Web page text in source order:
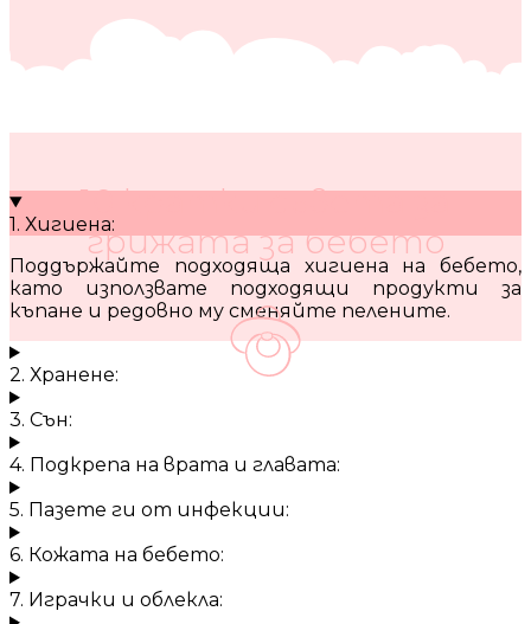
10 кратки съвета за
грижата за бебето
1. Хигиена:
Поддържайте подходяща хигиена на бебето,
като използвате подходящи продукти за
къпане и редовно му сменяйте пелените.
2. Хранене:
3. Сън:
4. Подкрепа на врата и главата:
5. Пазете ги от инфекции:
6. Кожата на бебето:
7. Играчки и облекла: